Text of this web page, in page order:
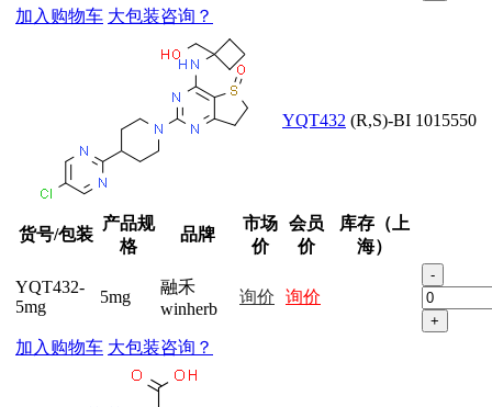
加入购物车 大包装咨询？
YQT432 (R,S)-BI 1015550
货号/包装
产品规
格
品牌
市场
价
会员
价
库存（上
海）
YQT432-
5mg
5mg
融禾
winherb
询价 询价
-
+
加入购物车 大包装咨询？